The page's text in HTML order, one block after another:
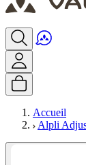
Accueil
Alpli